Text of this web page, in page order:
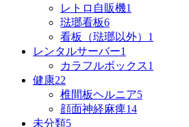
レトロ自販機1
琺瑯看板6
看板（琺瑯以外） 1
レンタルサーバー1
カラフルボックス1
健康22
椎間板ヘルニア5
顔面神経麻痺14
未分類5